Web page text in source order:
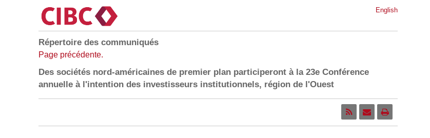
English
Répertoire des communiqués
Page précédente.
Des sociétés nord-américaines de premier plan participeront à la 23e Conférence
annuelle à l'intention des investisseurs institutionnels, région de l'Ouest